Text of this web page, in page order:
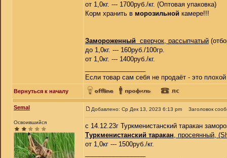
от 1,0кг. --- 1700руб./кг. (Оптовая упаковка)
Корм хранить в морозильной камере!!!
Замороженный сверчок, рассыпчатый
до 1,0кг. --- 160руб./100гр.
от 1,0кг. --- 1400руб./кг.
Если товар сам себя не продаёт - это
Вернуться к началу
Semal
Освоившийся
Добавлено: Ср Дек 13, 2023 6:13 pm Заголовок
с 14.12.23г Туркменистанский таракан
Туркменистанский таракан, просеянный,
от 1,0кг --- 1500руб./кг.